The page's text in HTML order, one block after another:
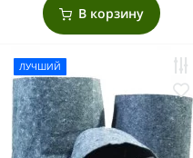
В корзину
ЛУЧШИЙ